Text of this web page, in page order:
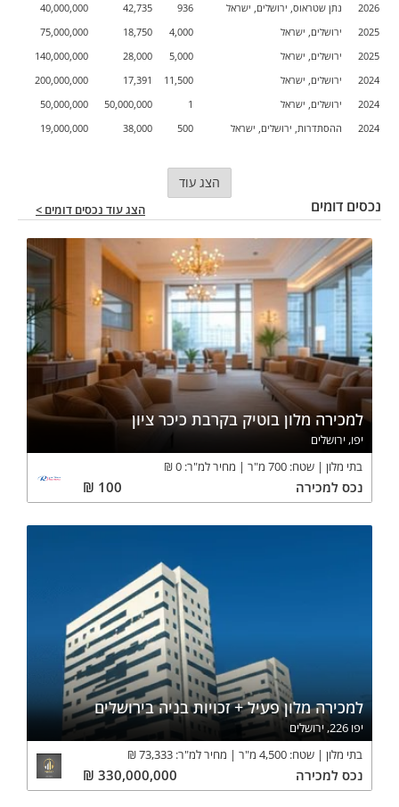
2026
נתן שטראוס, ירושלים, ישראל 936
42,735
40,000,000
2025
ירושלים, ישראל 4,000
18,750
75,000,000
2025
ירושלים, ישראל 5,000
28,000
140,000,000
2024
ירושלים, ישראל 11,500
17,391
200,000,000
2024
ירושלים, ישראל 1
50,000,000
50,000,000
2024
ההסתדרות, ירושלים, ישראל 500
38,000
19,000,000
הצג עוד
נכסים דומים הצג עוד נכסים דומים >
למכירה מלון בוטיק בקרבת כיכר ציון
יפו, ירושלים
בתי מלון
שטח: 700 מ"ר מחיר למ"ר: 0
₪
נכס למכירה 100
₪
למכירה מלון פעיל + זכויות בניה בירושלים
יפו 226, ירושלים
בתי מלון
שטח: 4,500 מ"ר מחיר למ"ר: 73,333
₪
נכס למכירה 330,000,000
₪